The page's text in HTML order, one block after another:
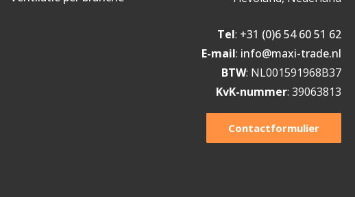
Tel: +31 (0)6 54 60 51 62
E-mail: info@maxi-trade.nl
BTW: NL001591968B37
KvK-nummer: 39063813
Contactformulier